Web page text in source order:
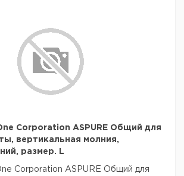
Corporation ASPURE Общий для
вертикальная молния,
размер. L
Corporation ASPURE Общий для